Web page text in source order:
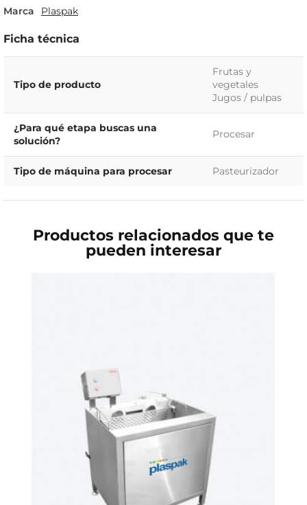
Marca
Plaspak
Ficha técnica
Tipo de producto
Frutas y
vegetales
Jugos / pulpas
¿Para qué etapa buscas una
solución?
Procesar
Tipo de máquina para procesar Pasteurizador
Productos relacionados que te
pueden interesar